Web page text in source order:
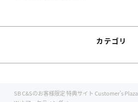
カテゴリ
SB C&Sのお客様限定 特典サイト Customer's Plaza